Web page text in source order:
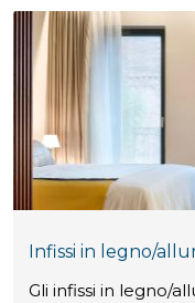
Infissi in legno/
Gli infissi in legno/